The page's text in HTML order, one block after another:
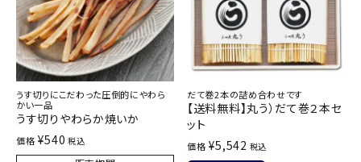
うす切りにこだわった圧倒的にやわら
かい一品
うす切りやわらか焼いか
価格 ¥540 税込
だて巻2本の詰め合わせです
【送料無料】丸う）だて巻２本セ
ット
価格 ¥5,542 税込